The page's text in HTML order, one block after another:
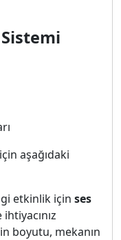
Sistemi
aşağıdaki
etkinlik için ses
boyutu, mekanın